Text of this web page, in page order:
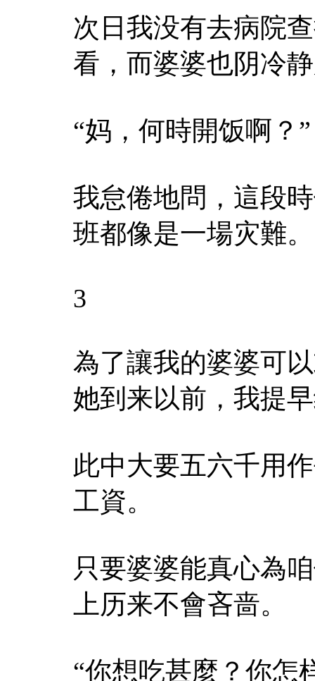
次日我没有去病院
看，而婆婆也阴冷
“妈，何時開饭啊？”
我怠倦地問，這段
班都像是一場灾難。
3
為了讓我的婆婆可
她到来以前，我提
此中大要五六千用
工資。
只要婆婆能真心為
上历来不會吝啬。
“你想吃甚麼？你怎